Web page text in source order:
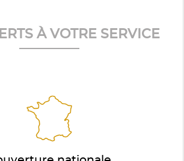
À VOTRE SERVICE